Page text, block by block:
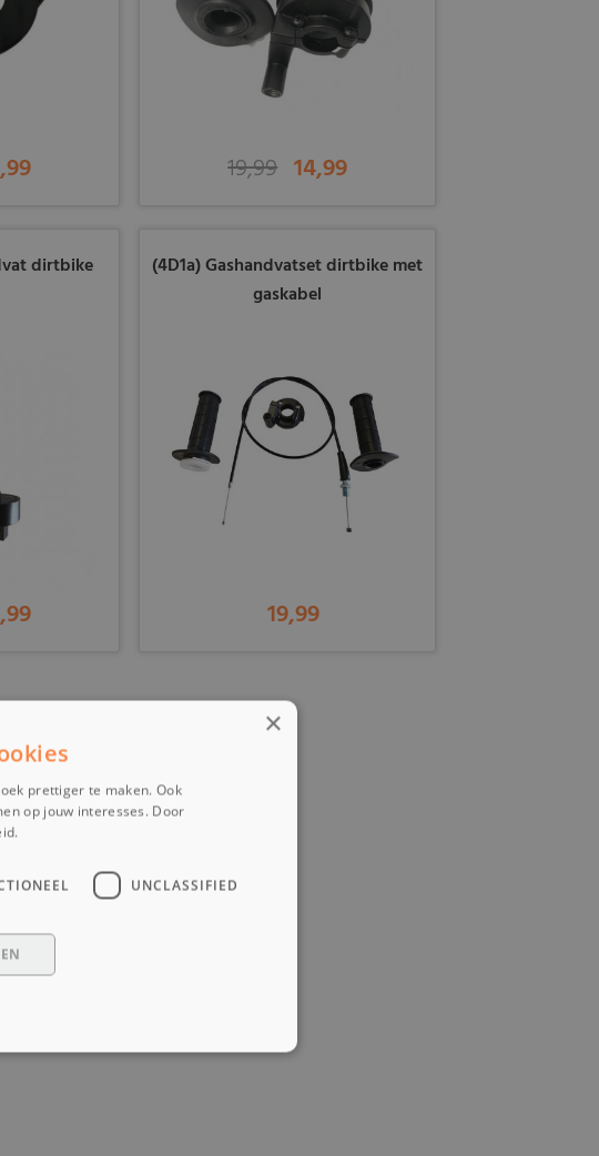
19,99 14,99
dirtbike
(4D1a) Gashandvatset dirtbike met
gaskabel
19,99
×
prettiger te maken. Ook
op jouw interesses. Door
UNCLASSIFIED